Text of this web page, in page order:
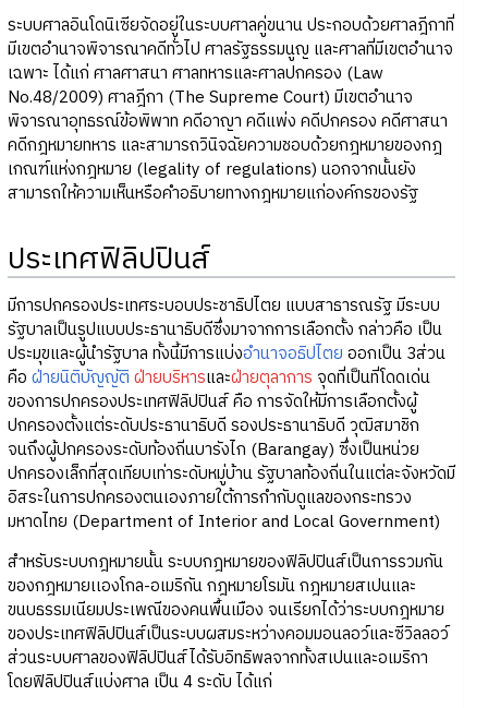
ระบบศาลอินโดนิเซียจัดอยู่ในระบบศาลคู่ขนาน ประกอบด้วยศาลฎีกาที่
มีเขตอำนาจพิจารณาคดีทั่วไป ศาลรัฐธรรมนูญ และศาลที่มีเขตอำนาจ
เฉพาะ ได้แก่ ศาลศาสนา ศาลทหารและศาลปกครอง (Law
No.48/2009) ศาลฎีกา (The Supreme Court) มีเขตอำนาจ
พิจารณาอุทธรณ์ข้อพิพาท คดีอาญา คดีแพ่ง คดีปกครอง คดีศาสนา
คดีกฎหมายทหาร และสามารถวินิจฉัยความชอบด้วยกฎหมายของกฎ
เกณฑ์แห่งกฎหมาย (legality of regulations) นอกจากนั้นยัง
สามารถให้ความเห็นหรือคำอธิบายทางกฎหมายแก่องค์กรของรัฐ
ประเทศฟิลิปปินส์
มีการปกครองประเทศระบอบประชาธิปไตย แบบสาธารณรัฐ มีระบบ
รัฐบาลเป็นรูปแบบประธานาธิบดีซึ่งมาจากการเลือกตั้ง กล่าวคือ เป็น
ประมุขและผู้นำรัฐบาล ทั้งนี้มีการแบ่งอำนาจอธิปไตย ออกเป็น 3ส่วน
คือ ฝ่ายนิติบัญญัติ ฝ่ายบริหารและฝ่ายตุลาการ จุดที่เป็นที่โดดเด่น
ของการปกครองประเทศฟิลิปปินส์ คือ การจัดให้มีการเลือกตั้งผู้
ปกครองตั้งแต่ระดับประธานาธิบดี รองประธานาธิบดี วุฒิสมาชิก
จนถึงผู้ปกครองระดับท้องถิ่นบารังไก (Barangay) ซึ่งเป็นหน่วย
ปกครองเล็กที่สุดเทียบเท่าระดับหมู่บ้าน รัฐบาลท้องถิ่นในแต่ละจังหวัดมี
อิสระในการปกครองตนเองภายใต้การกำกับดูแลของกระทรวง
มหาดไทย (Department of Interior and Local Government)
สำหรับระบบกฎหมายนั้น ระบบกฎหมายของฟิลิปปินส์เป็นการรวมกัน
ของกฎหมายเเองโกล-อเมริกัน กฎหมายโรมัน กฎหมายสเปนและ
ขนบธรรมเนียมประเพณีของคนพื้นเมือง จนเรียกได้ว่าระบบกฎหมาย
ของประเทศฟิลิปปินส์เป็นระบบผสมระหว่างคอมมอนลอว์และซีวิลลอว์
ส่วนระบบศาลของฟิลิปปินส์ได้รับอิทธิพลจากทั้งสเปนและอเมริกา
โดยฟิลิปปินส์แบ่งศาล เป็น 4 ระดับ ได้แก่